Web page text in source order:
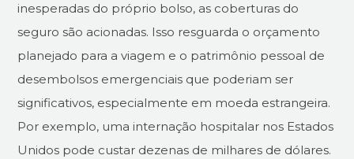
inesperadas do próprio bolso, as coberturas do
seguro são acionadas. Isso resguarda o orçamento
planejado para a viagem e o patrimônio pessoal de
desembolsos emergenciais que poderiam ser
significativos, especialmente em moeda estrangeira.
Por exemplo, uma internação hospitalar nos Estados
Unidos pode custar dezenas de milhares de dólares.